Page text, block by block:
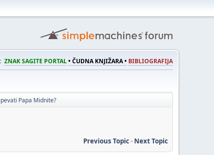
ZNAK SAGITE PORTAL• ČUDNA KNJIŽARA • BIBLIOGRAFIJA
Papa Midnite?
Previous Topic- Next Topic